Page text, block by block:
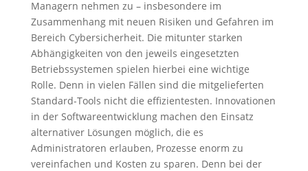
Managern nehmen zu – insbesondere im
Zusammenhang mit neuen Risiken und Gefahren im
Bereich Cybersicherheit. Die mitunter starken
Abhängigkeiten von den jeweils eingesetzten
Betriebssystemen spielen hierbei eine wichtige
Rolle. Denn in vielen Fällen sind die mitgelieferten
Standard-Tools nicht die effizientesten. Innovationen
in der Softwareentwicklung machen den Einsatz
alternativer Lösungen möglich, die es
Administratoren erlauben, Prozesse enorm zu
vereinfachen und Kosten zu sparen. Denn bei der